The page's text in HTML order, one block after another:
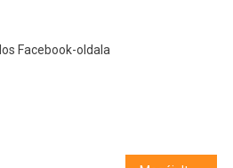
Facebook-oldala